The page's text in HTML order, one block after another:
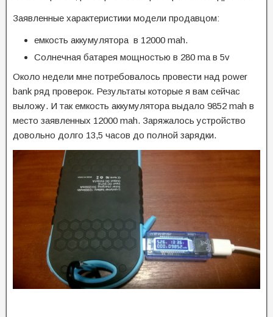
Заявленные характеристики модели продавцом:
емкость аккумулятора в 12000 mah.
Солнечная батарея мощностью в 280 ma в 5v
Около недели мне потребовалось провести над power
bank ряд проверок. Результаты которые я вам сейчас
выложу. И так емкость аккумулятора выдало 9852 mah в
место заявленных 12000 mah. Заряжалось устройство
довольно долго 13,5 часов до полной зарядки.